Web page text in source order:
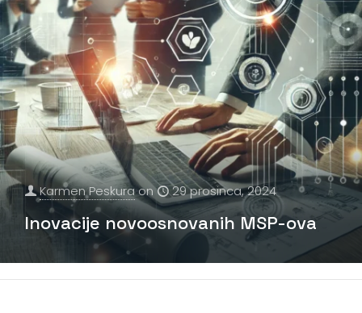
Karmen Peskuraon 29 prosinca, 2024
Inovacije novoosnovanih MSP-ova